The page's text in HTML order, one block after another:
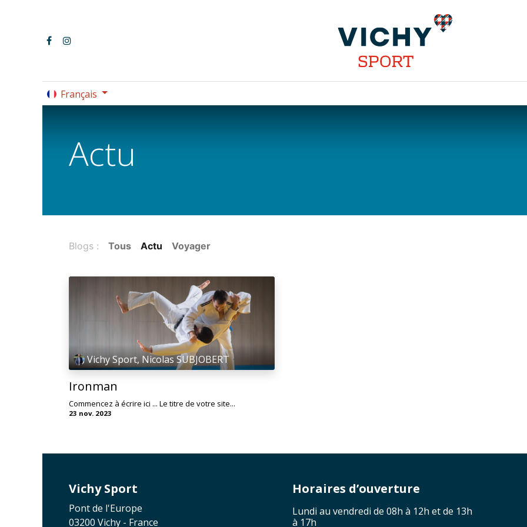
Français
Actu
Blogs : Tous Actu Voyager
Vichy Sport, Nicolas SUBJOBERT
Ironman
Commencez à écrire ici ... Le titre de votre site...
23 nov. 2023
Vichy Sport
Pont de l'Europe
03200 Vichy - France
Horaires d’ouverture
Lundi au vendredi de 08h à 12h et de 13h
à 17h